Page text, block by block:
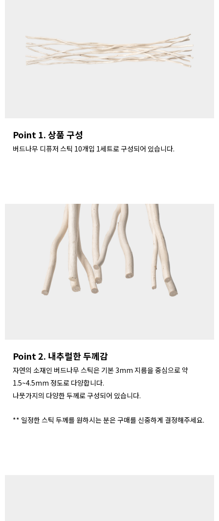
Point 1. 상품 구성
버드나무 디퓨저 스틱 10개입 1세트로 구성되어 있습니다.
Point 2. 내추럴한 두께감
자연의 소재인 버드나무 스틱은 기본 3mm 지름을 중심으로 약
1.5~4.5mm 정도로 다양합니다.
나뭇가지의 다양한 두께로 구성되어 있습니다.
** 일정한 스틱 두께를 원하시는 분은 구매를 신중하게 결정해주세요.